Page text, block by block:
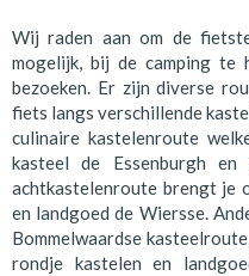
Wij raden aan om de
mogelijk, bij de camping te
bezoeken. Er zijn diverse
fiets langs verschillende
culinaire kastelenroute
kasteel de Essenburgh
achtkastelenroute brengt je
en landgoed de Wiersse.
Bommelwaardse
rondje kastelen en